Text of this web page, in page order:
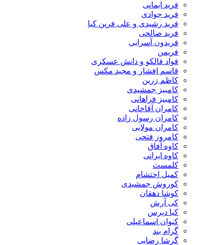
فرید ایمانی
فرید جوادی
فرید رشیدی و علی فرین کیا
فرید صالحی
فریدون آسرایی
فریمن
فواد فالکو و دانش عسکری
قاسم افشار و مجید مکس
کاظم زرین
کامبیز جمشیدی
کامبیز فراهانی
کامران آقاخانی
کامران رسول زاده
کامران مولایی
کامروز فتحی
کاوه آفاق
کاوه ایرانی
کلمست
کمیل احتشام
کوروش جمشیدی
کوشا دهقان
کی آرش
کیا دپرس
کیوان اسماعیلی
گرام بند
گرشا رضایی